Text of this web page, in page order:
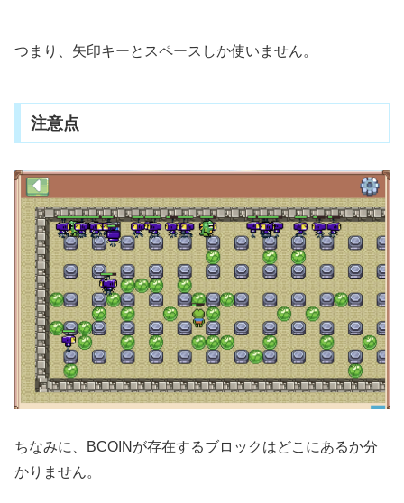
つまり、矢印キーとスペースしか使いません。
注意点
ちなみに、BCOINが存在するブロックはどこにあるか分
かりません。